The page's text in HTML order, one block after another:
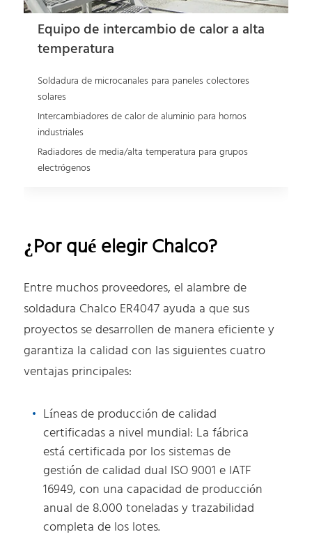
Equipo de intercambio de calor a alta
temperatura
Soldadura de microcanales para paneles colectores
solares
Intercambiadores de calor de aluminio para hornos
industriales
Radiadores de media/alta temperatura para grupos
electrógenos
¿Por qué elegir Chalco?
Entre muchos proveedores, el alambre de
soldadura Chalco ER4047 ayuda a que sus
proyectos se desarrollen de manera eficiente y
garantiza la calidad con las siguientes cuatro
ventajas principales:
Líneas de producción de calidad
certificadas a nivel mundial: La fábrica
está certificada por los sistemas de
gestión de calidad dual ISO 9001 e IATF
16949, con una capacidad de producción
anual de 8.000 toneladas y trazabilidad
completa de los lotes.